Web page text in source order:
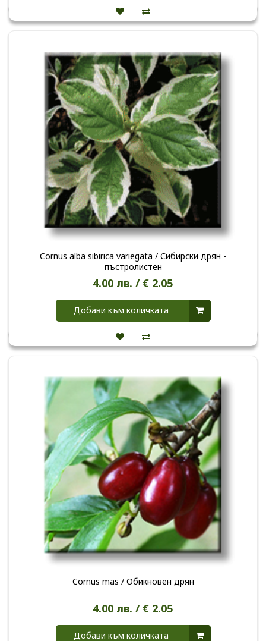
Cornus alba sibirica variegata / Сибирски дрян -
пъстролистен
4.00 лв. / € 2.05
Добави към количката
Cornus mas / Обикновен дрян
4.00 лв. / € 2.05
Добави към количката